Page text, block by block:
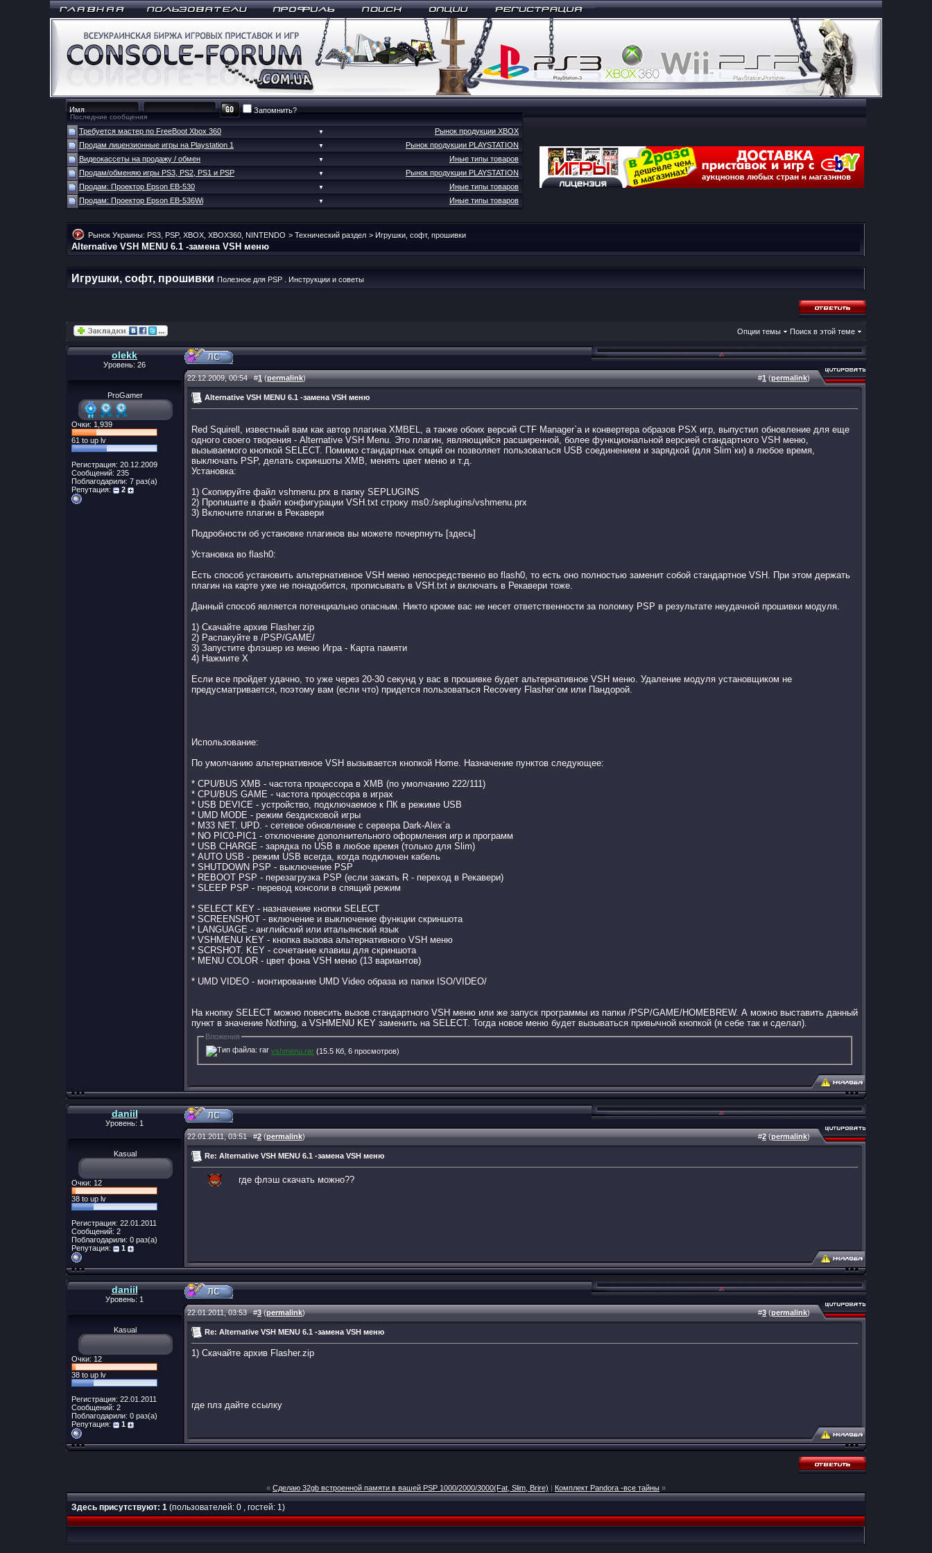
Запомнить?
Последние сообщения
Требуется мастер по FreeBoot Xbox 360 ▼
Рынок продукции XBOX
Продам лицензионные игры на Playstation 1
▼
Рынок продукции PLAYSTATION
Видеокассеты на продажу / обмен
▼
Иные типы товаров
Продам/обменяю игры PS3, PS2, PS1 и PSP
▼
Рынок продукции PLAYSTATION
Продам: Проектор Epson EB-530
▼
Иные типы товаров
Продам: Проектор Epson EB-536Wi
▼ Иные типы товаров
Рынок Украины: PS3, PSP, XBOX, XBOX360, NINTENDO > Технический раздел > Игрушки, софт, прошивки
Alternative VSH MENU 6.1 -замена VSH меню
Игрушки, софт, прошивки Полезное для PSP . Инструкции и советы
Опции темы Поиск в этой теме
olekk
Уровень: 26
ProGamer
Очки: 1,939
61 to up lv
Регистрация: 20.12.2009
Сообщений: 235
Поблагодарили: 7 раз(а)
Репутация:
2
#1(permalink)
22.12.2009, 00:54#1(permalink)
Alternative VSH MENU 6.1 -замена VSH меню
Red Squirell, известный вам как автор плагина XMBEL, а также обоих версий CTF Manager`а и конвертера образов PSX игр, выпустил обновление для еще
одного своего творения - Alternative VSH Menu. Это плагин, являющийся расширенной, более функциональной версией стандартного VSH меню,
вызываемого кнопкой SELECT. Помимо стандартных опций он позволяет пользоваться USB соединением и зарядкой (для Slim`ки) в любое время,
выключать PSP, делать скриншоты XMB, менять цвет меню и т.д.
Установка:
1) Скопируйте файл vshmenu.prx в папку SEPLUGINS
2) Пропишите в файл конфигурации VSH.txt строку ms0:/seplugins/vshmenu.prx
3) Включите плагин в Рекавери
Подробности об установке плагинов вы можете почерпнуть [здесь]
Установка во flash0:
Есть способ установить альтернативное VSH меню непосредственно во flash0, то есть оно полностью заменит собой стандартное VSH. При этом держать
плагин на карте уже не понадобится, прописывать в VSH.txt и включать в Рекавери тоже.
Данный способ является потенциально опасным. Никто кроме вас не несет ответственности за поломку PSP в результате неудачной прошивки модуля.
1) Скачайте архив Flasher.zip
2) Распакуйте в /PSP/GAME/
3) Запустите флэшер из меню Игра - Карта памяти
4) Нажмите X
Если все пройдет удачно, то уже через 20-30 секунд у вас в прошивке будет альтернативное VSH меню. Удаление модуля установщиком не
предусматривается, поэтому вам (если что) придется пользоваться Recovery Flasher`ом или Пандорой.
Использование:
По умолчанию альтернативное VSH вызывается кнопкой Home. Назначение пунктов следующее:
* CPU/BUS XMB - частота процессора в XMB (по умолчанию 222/111)
* CPU/BUS GAME - частота процессора в играх
* USB DEVICE - устройство, подключаемое к ПК в режиме USB
* UMD MODE - режим бездисковой игры
* M33 NET. UPD. - сетевое обновление с сервера Dark-Alex`а
* NO PIC0-PIC1 - отключение дополнительного оформления игр и программ
* USB CHARGE - зарядка по USB в любое время (только для Slim)
* AUTO USB - режим USB всегда, когда подключен кабель
* SHUTDOWN PSP - выключение PSP
* REBOOT PSP - перезагрузка PSP (если зажать R - переход в Рекавери)
* SLEEP PSP - перевод консоли в спящий режим
* SELECT KEY - назначение кнопки SELECT
* SCREENSHOT - включение и выключение функции скриншота
* LANGUAGE - английский или итальянский язык
* VSHMENU KEY - кнопка вызова альтернативного VSH меню
* SCRSHOT. KEY - сочетание клавиш для скриншота
* MENU COLOR - цвет фона VSH меню (13 вариантов)
* UMD VIDEO - монтирование UMD Video образа из папки ISO/VIDEO/
На кнопку SELECT можно повесить вызов стандартного VSH меню или же запуск программы из папки /PSP/GAME/HOMEBREW. А можно выставить данный
пункт в значение Nothing, а VSHMENU KEY заменить на SELECT. Тогда новое меню будет вызываться привычной кнопкой (я себе так и сделал).
Вложения
vshmenu.rar (15.5 Кб, 6 просмотров)
daniil
Уровень: 1
Kasual
Очки: 12
38 to up lv
Регистрация: 22.01.2011
Сообщений: 2
Поблагодарили: 0 раз(а)
Репутация:
1
#2(permalink)
22.01.2011, 03:51#2(permalink)
Re: Alternative VSH MENU 6.1 -замена VSH меню
где флэш скачать можно??
daniil
Уровень: 1
Kasual
Очки: 12
38 to up lv
Регистрация: 22.01.2011
Сообщений: 2
Поблагодарили: 0 раз(а)
Репутация:
1
#3(permalink)
22.01.2011, 03:53#3(permalink)
Re: Alternative VSH MENU 6.1 -замена VSH меню
1) Скачайте архив Flasher.zip
где плз дайте ссылку
« Сделаю 32gb встроенной памяти в вашей PSP 1000/2000/3000(Fat, Slim, Brire) | Комплект Pandora -все тайны »
Здесь присутствуют: 1 (пользователей: 0 , гостей: 1)